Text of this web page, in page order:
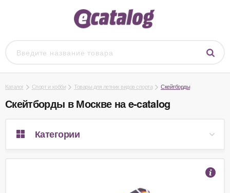
Каталог Спорт и хобби Товары для летних видов спорта Скейтборды
Скейтборды в Москве на e-catalog
Категории